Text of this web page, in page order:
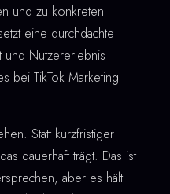
und zu konkreten
eine durchdachte
und Nutzererlebnis
bei TikTok Marketing
Statt kurzfristiger
dauerhaft trägt. Das ist
aber es hält